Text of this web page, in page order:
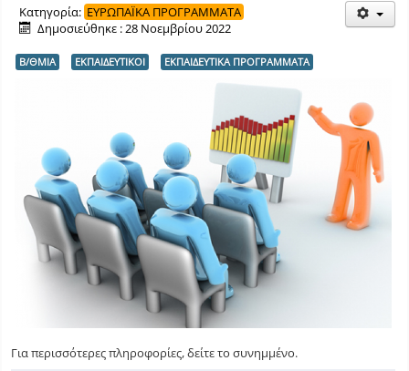
Κατηγορία: ΕΥΡΩΠΑΪΚΑ ΠΡΟΓΡΑΜΜΑΤΑ
Δημοσιεύθηκε : 28 Νοεμβρίου 2022
Β/ΘΜΙΑ ΕΚΠΑΙΔΕΥΤΙΚΟΙ ΕΚΠΑΙΔΕΥΤΙΚΑ ΠΡΟΓΡΑΜΜΑΤΑ
Για περισσότερες πληροφορίες, δείτε το συνημμένο.